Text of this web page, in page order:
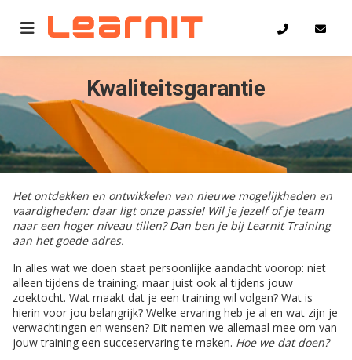
Kwaliteitsgarantie
Het ontdekken en ontwikkelen van nieuwe mogelijkheden en
vaardigheden: daar ligt onze passie! Wil je jezelf of je team
naar een hoger niveau tillen? Dan ben je bij Learnit Training
aan het goede adres.
In alles wat we doen staat persoonlijke aandacht voorop: niet
alleen tijdens de training, maar juist ook al tijdens jouw
zoektocht. Wat maakt dat je een training wil volgen? Wat is
hierin voor jou belangrijk? Welke ervaring heb je al en wat zijn je
verwachtingen en wensen? Dit nemen we allemaal mee om van
jouw training een succeservaring te maken. Hoe we dat doen?